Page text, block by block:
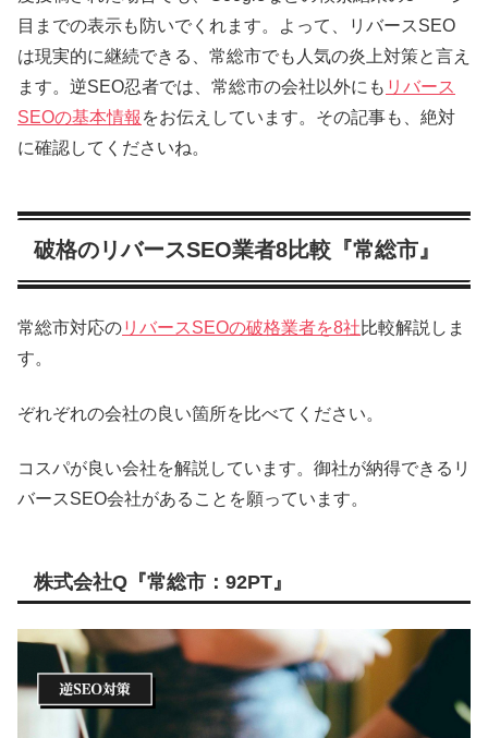
目までの表示も防いでくれます。よって、リバースSEO
は現実的に継続できる、常総市でも人気の炎上対策と言え
ます。逆SEO忍者では、常総市の会社以外にも リバース
SEOの基本情報 をお伝えしています。その記事も、絶対
に確認してくださいね。
破格のリバースSEO業者8比較『常総市』
常総市対応のリバースSEOの破格業者を8社比較解説しま
す。
ぞれぞれの会社の良い箇所を比べてください。
コスパが良い会社を解説しています。御社が納得できるリ
バースSEO会社があることを願っています。
株式会社Q『常総市：92PT』